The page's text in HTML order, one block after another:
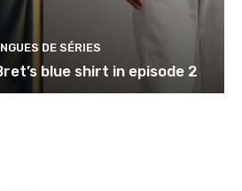
DE SÉRIES
blue shirt in episode 2